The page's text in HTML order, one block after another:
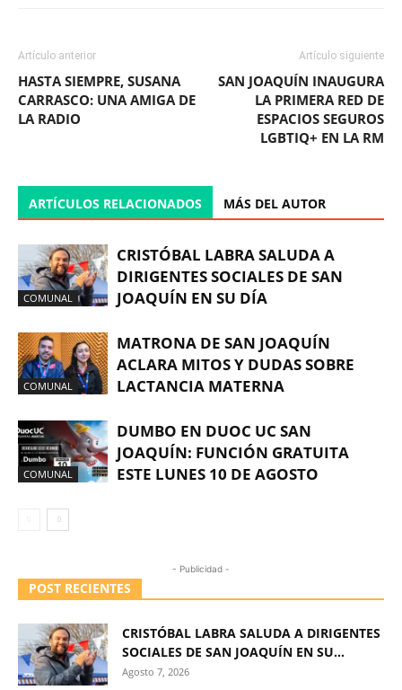
Artículo anterior
HASTA SIEMPRE, SUSANA
CARRASCO: UNA AMIGA DE
LA RADIO
Artículo siguiente
SAN JOAQUÍN INAUGURA
LA PRIMERA RED DE
ESPACIOS SEGUROS
LGBTIQ+ EN LA RM
ARTÍCULOS RELACIONADOS MÁS DEL AUTOR
COMUNAL
CRISTÓBAL LABRA SALUDA A
DIRIGENTES SOCIALES DE SAN
JOAQUÍN EN SU DÍA
COMUNAL
MATRONA DE SAN JOAQUÍN
ACLARA MITOS Y DUDAS SOBRE
LACTANCIA MATERNA
COMUNAL
DUMBO EN DUOC UC SAN
JOAQUÍN: FUNCIÓN GRATUITA
ESTE LUNES 10 DE AGOSTO
- Publicidad -
POST RECIENTES
CRISTÓBAL LABRA SALUDA A DIRIGENTES
SOCIALES DE SAN JOAQUÍN EN SU...
Agosto 7, 2026